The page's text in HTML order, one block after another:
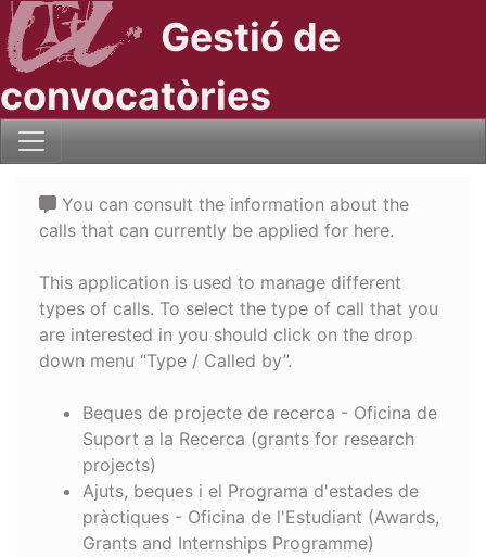
Gestió de
convocatòries
You can consult the information about the
calls that can currently be applied for here.
This application is used to manage different
types of calls. To select the type of call that you
are interested in you should click on the drop
down menu “Type / Called by”.
Beques de projecte de recerca - Oficina de
Suport a la Recerca (grants for research
projects)
Ajuts, beques i el Programa d'estades de
pràctiques - Oficina de l'Estudiant (Awards,
Grants and Internships Programme)